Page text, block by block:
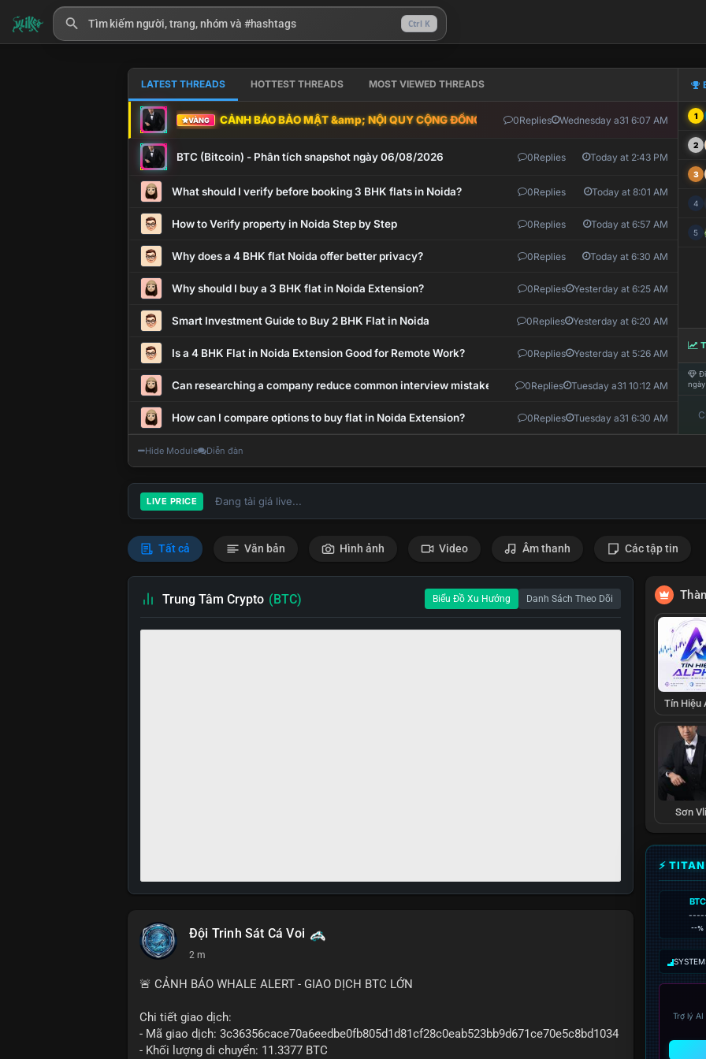
Ctrl K
LATEST THREADS HOTTEST THREADS MOST VIEWED THREADS
VÀNG CẢNH BÁO BẢO MẬT &amp; NỘI QUY CỘNG ĐỒNG VLIKE.VN: HỆ THỐNG GIÁM SÁT TỰ
0Replies Wednesday a31 6:07 AM
BTC (Bitcoin) - Phân tích snapshot ngày 06/08/2026 0Replies Today at 2:43 PM
What should I verify before booking 3 BHK flats in Noida? 0Replies Today at 8:01 AM
How to Verify property in Noida Step by Step 0Replies Today at 6:57 AM
Why does a 4 BHK flat Noida offer better privacy? 0Replies Today at 6:30 AM
Why should I buy a 3 BHK flat in Noida Extension? 0Replies Yesterday at 6:25 AM
Smart Investment Guide to Buy 2 BHK Flat in Noida 0Replies Yesterday at 6:20 AM
Is a 4 BHK Flat in Noida Extension Good for Remote Work? 0Replies Yesterday at 5:26 AM
Can researching a company reduce common interview mistakes? 0Replies Tuesday a31 10:12 AM
How can I compare options to buy flat in Noida Extension? 0Replies Tuesday a31 6:30 AM
1
2
3
4
5
Hide Module Diễn đàn
LIVE PRICE Đang tải giá live...
Tất cả Văn bản Hình ảnh Video Âm thanh Các tập tin
Trung Tâm Crypto (BTC) Biểu Đồ Xu Hướng Danh Sách Theo Dõi
Đội Trinh Sát Cá Voi
2 m
🚨 CẢNH BÁO WHALE ALERT - GIAO DỊCH BTC LỚN
Chi tiết giao dịch:
- Mã giao dịch: 3c36356cace70a6eedbe0fb805d1d81cf28c0eab523bb9d671ce70e5c8bd1034
- Khối lượng di chuyển: 11.3377 BTC
Tín Hiệu
Sơn
⚡
BTC
--%
Trợ lý